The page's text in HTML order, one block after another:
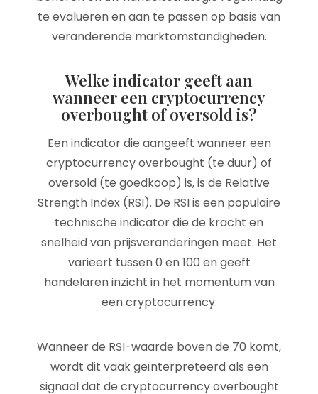
te evalueren en aan te passen op basis van
veranderende marktomstandigheden.
Welke indicator geeft aan
wanneer een cryptocurrency
overbought of oversold is?
Een indicator die aangeeft wanneer een
cryptocurrency overbought (te duur) of
oversold (te goedkoop) is, is de Relative
Strength Index (RSI). De RSI is een populaire
technische indicator die de kracht en
snelheid van prijsveranderingen meet. Het
varieert tussen 0 en 100 en geeft
handelaren inzicht in het momentum van
een cryptocurrency.
Wanneer de RSI-waarde boven de 70 komt,
wordt dit vaak geïnterpreteerd als een
signaal dat de cryptocurrency overbought